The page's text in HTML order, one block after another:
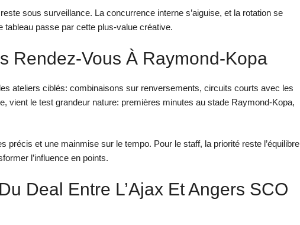
sous surveillance. La concurrence interne s’aiguise, et la rotation se
tableau passe par cette plus-value créative.
Rendez-Vous À Raymond-Kopa
ateliers ciblés: combinaisons sur renversements, circuits courts avec les
vient le test grandeur nature: premières minutes au stade Raymond-Kopa,
précis et une mainmise sur le tempo. Pour le staff, la priorité reste l’équilibre
l’influence en points.
Deal Entre L’Ajax Et Angers SCO